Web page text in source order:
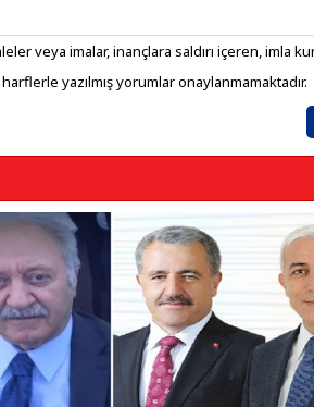
veya imalar, inançlara saldırı içeren, imla
yazılmış yorumlar onaylanmamaktadır.